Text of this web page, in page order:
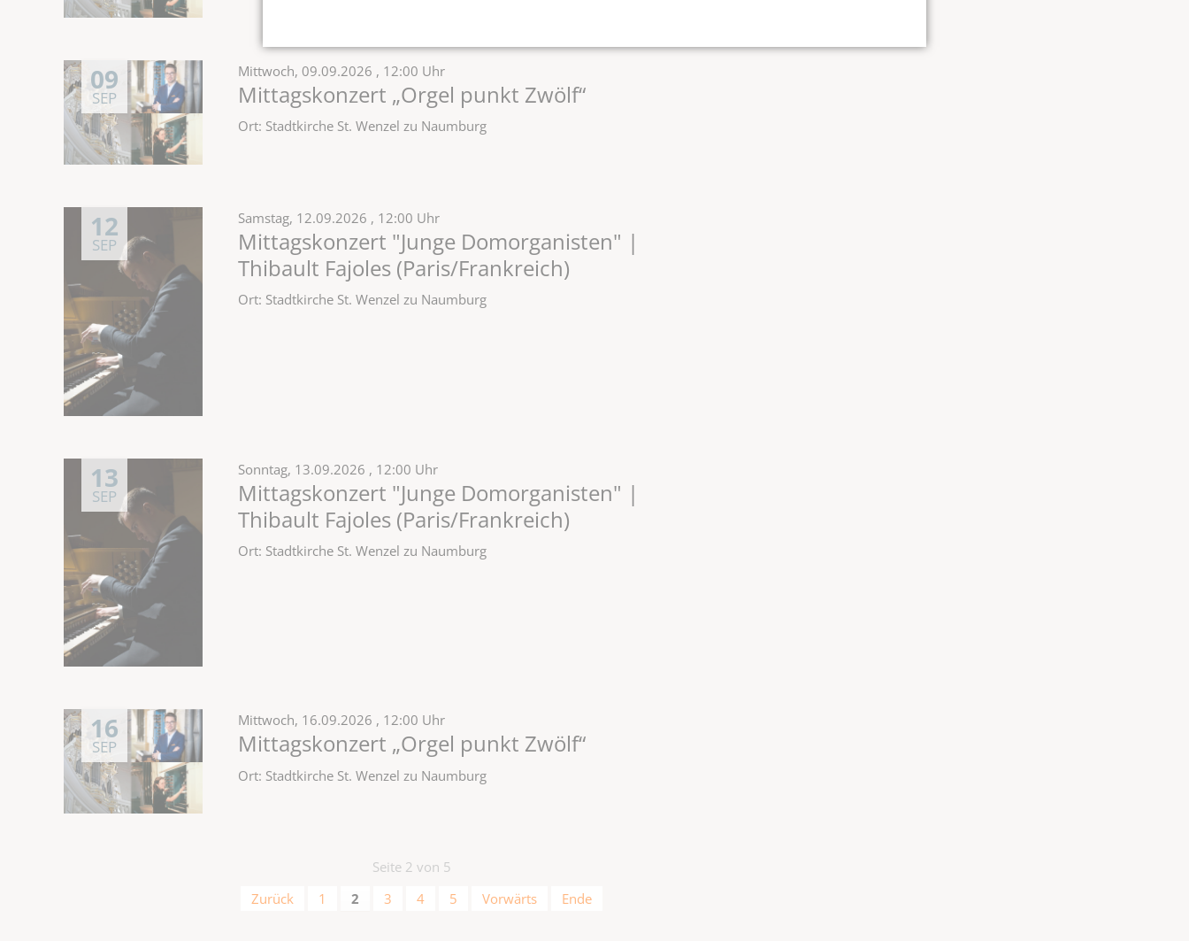
09
SEP
Mittwoch, 09.09.2026 , 12:00 Uhr
Mittagskonzert „Orgel punkt Zwölf“
Ort: Stadtkirche St. Wenzel zu Naumburg
12
SEP
Samstag, 12.09.2026 , 12:00 Uhr
Mittagskonzert "Junge Domorganisten" |
Thibault Fajoles (Paris/Frankreich)
Ort: Stadtkirche St. Wenzel zu Naumburg
13
SEP
Sonntag, 13.09.2026 , 12:00 Uhr
Mittagskonzert "Junge Domorganisten" |
Thibault Fajoles (Paris/Frankreich)
Ort: Stadtkirche St. Wenzel zu Naumburg
16
SEP
Mittwoch, 16.09.2026 , 12:00 Uhr
Mittagskonzert „Orgel punkt Zwölf“
Ort: Stadtkirche St. Wenzel zu Naumburg
Seite 2 von 5
Zurück
1 2 3 4 5 Vorwärts Ende